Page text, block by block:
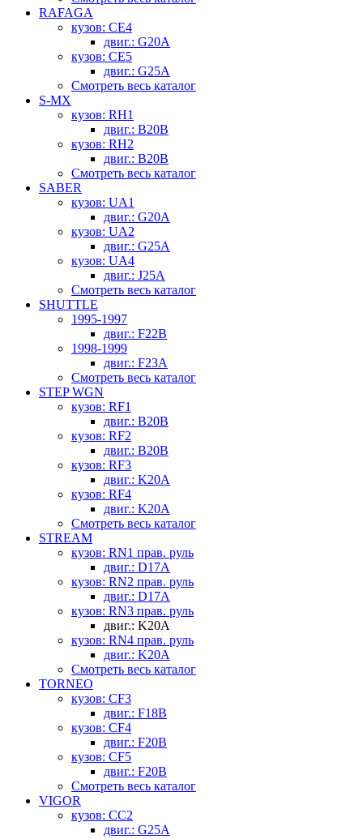
RAFAGA
кузов: CE4
двиг.: G20A
кузов: CE5
двиг.: G25A
Смотреть весь каталог
S-MX
кузов: RH1
двиг.: B20B
кузов: RH2
двиг.: B20B
Смотреть весь каталог
SABER
кузов: UA1
двиг.: G20A
кузов: UA2
двиг.: G25A
кузов: UA4
двиг.: J25A
Смотреть весь каталог
SHUTTLE
1995-1997
двиг.: F22B
1998-1999
двиг.: F23A
Смотреть весь каталог
STEP WGN
кузов: RF1
двиг.: B20B
кузов: RF2
двиг.: B20B
кузов: RF3
двиг.: K20A
кузов: RF4
двиг.: K20A
Смотреть весь каталог
STREAM
кузов: RN1 прав. руль
двиг.: D17A
кузов: RN2 прав. руль
двиг.: D17A
кузов: RN3 прав. руль
двиг.: K20A
кузов: RN4 прав. руль
двиг.: K20A
Смотреть весь каталог
TORNEO
кузов: CF3
двиг.: F18B
кузов: CF4
двиг.: F20B
кузов: CF5
двиг.: F20B
Смотреть весь каталог
VIGOR
кузов: CC2
двиг.: G25A